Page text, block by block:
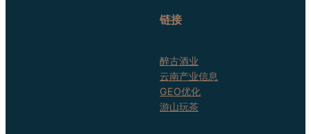
链接
醉古酒业
云南产业信息
GEO优化
游山玩茶